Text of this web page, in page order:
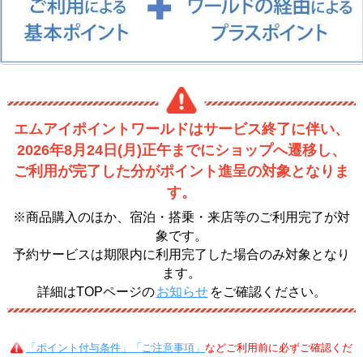
エムアイポイントワールドはサービス終了に伴い、
2026年8月24日(月)正午までにショップへ遷移し、
ご利用が完了した分がポイント進呈の対象となりま
す。
※商品購入のほか、宿泊・搭乗・来店等のご利用完了が対
象です。
予約サービスは期限内に利用完了した場合のみ対象となり
ます。
詳細はTOPページの お知らせ をご確認ください。
「ポイント付与条件」「ご注意事項」 などご利用前に必ずご確認くだ